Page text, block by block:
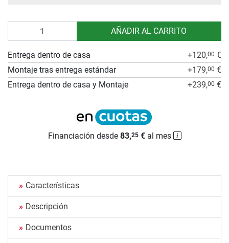
AÑADIR AL CARRITO
Entrega dentro de casa +120,00 €
Montaje tras entrega estándar
+179,00 €
Entrega dentro de casa y Montaje
+239,00 €
Financiación desde 83,25€al mes
Características
Descripción
Documentos